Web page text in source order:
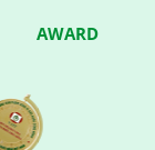
AWARD